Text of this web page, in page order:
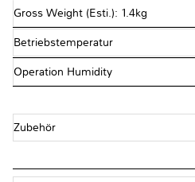
Gross Weight (Esti.): 1.4kg
Betriebstemperatur
Operation Humidity
Zubehör